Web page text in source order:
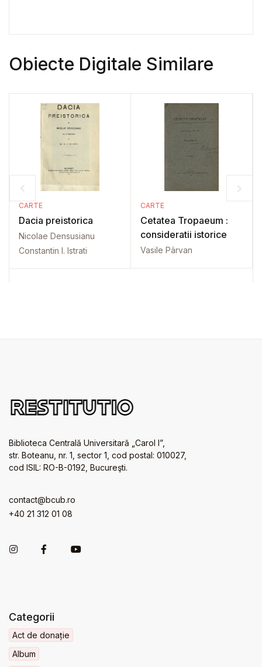
Obiecte Digitale Similare
CARTE
Dacia preistorica
Nicolae Densusianu
Constantin I. Istrati
CARTE
Cetatea Tropaeum :
consideratii istorice
Vasile Pârvan
Biblioteca Centrală Universitară „Carol I”,
str. Boteanu, nr. 1, sector 1, cod postal: 010027,
cod ISIL: RO-B-0192, Bucureşti.
contact@bcub.ro
+40 21 312 01 08
Categorii
Act de donație
Album